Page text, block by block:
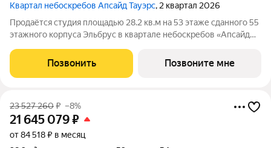
Квартал небоскребов Апсайд Тауэрс, 2 квартал 2026
Продаётся студия площадью 28.2 кв.м на 53 этаже сданного 55
этажного корпуса Эльбрус в квартале небоскребов «Апсайд
Останкино, ботанический сад. Номер квартиры Кв.5302.
«Апсайд Тауэрс» -
Позвонить Позвоните мне
23 527 260₽ –8%
21 645 079₽
от 84 518 ₽ в месяц